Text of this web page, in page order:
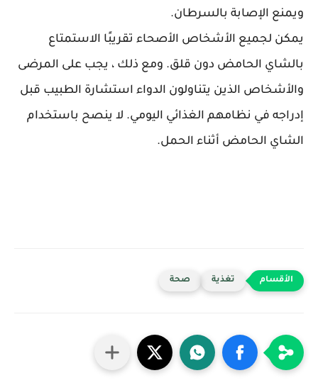
ويمنع الإصابة بالسرطان.
يمكن لجميع الأشخاص الأصحاء تقريبًا الاستمتاع
بالشاي الحامض دون قلق. ومع ذلك ، يجب على المرضى
والأشخاص الذين يتناولون الدواء استشارة الطبيب قبل
إدراجه في نظامهم الغذائي اليومي. لا ينصح باستخدام
الشاي الحامض أثناء الحمل.
تغذية صحة